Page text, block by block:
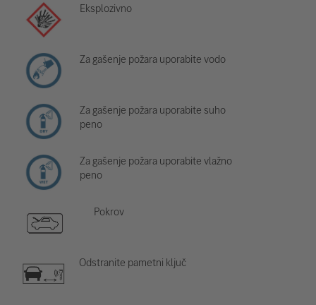
Eksplozivno
Za gašenje požara uporabite vodo
Za gašenje požara uporabite suho
peno
Za gašenje požara uporabite vlažno
peno
Pokrov
Odstranite pametni ključ